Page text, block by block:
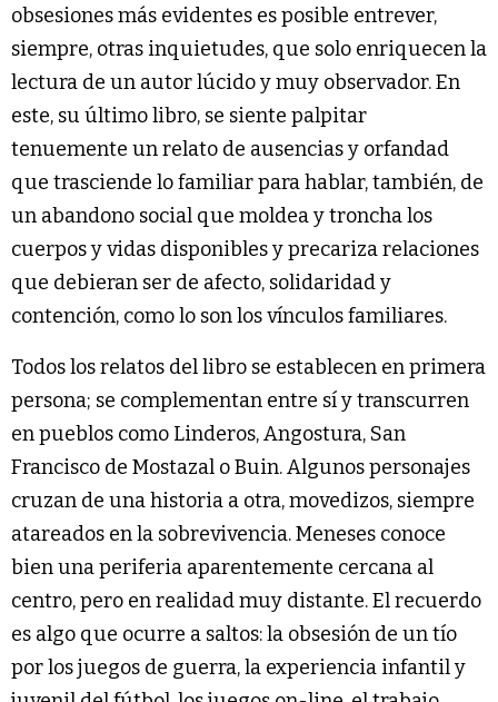
obsesiones más evidentes es posible entrever,
siempre, otras inquietudes, que solo enriquecen la
lectura de un autor lúcido y muy observador. En
este, su último libro, se siente palpitar
tenuemente un relato de ausencias y orfandad
que trasciende lo familiar para hablar, también, de
un abandono social que moldea y troncha los
cuerpos y vidas disponibles y precariza relaciones
que debieran ser de afecto, solidaridad y
contención, como lo son los vínculos familiares.
Todos los relatos del libro se establecen en primera
persona; se complementan entre sí y transcurren
en pueblos como Linderos, Angostura, San
Francisco de Mostazal o Buin. Algunos personajes
cruzan de una historia a otra, movedizos, siempre
atareados en la sobrevivencia. Meneses conoce
bien una periferia aparentemente cercana al
centro, pero en realidad muy distante. El recuerdo
es algo que ocurre a saltos: la obsesión de un tío
por los juegos de guerra, la experiencia infantil y